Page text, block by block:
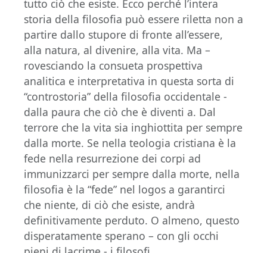
tutto ciò che esiste. Ecco perché l’intera
storia della filosofia può essere riletta non a
partire dallo stupore di fronte all’essere,
alla natura, al divenire, alla vita. Ma –
rovesciando la consueta prospettiva
analitica e interpretativa in questa sorta di
“controstoria” della filosofia occidentale -
dalla paura che ciò che è diventi a. Dal
terrore che la vita sia inghiottita per sempre
dalla morte. Se nella teologia cristiana è la
fede nella resurrezione dei corpi ad
immunizzarci per sempre dalla morte, nella
filosofia è la “fede” nel logos a garantirci
che niente, di ciò che esiste, andrà
definitivamente perduto. O almeno, questo
disperatamente sperano – con gli occhi